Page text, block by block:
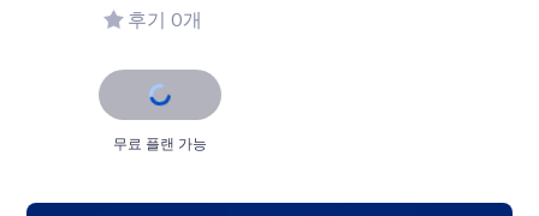
후기 0개
무료 플랜 가능